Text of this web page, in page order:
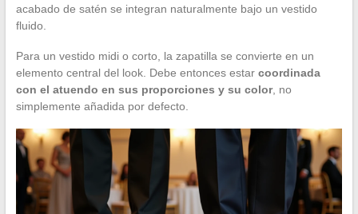
acabado de satén se integran naturalmente bajo un vestido
fluido.
Para un vestido midi o corto, la zapatilla se convierte en un
elemento central del look. Debe entonces estar coordinada
con el atuendo en sus proporciones y su color, no
simplemente añadida por defecto.